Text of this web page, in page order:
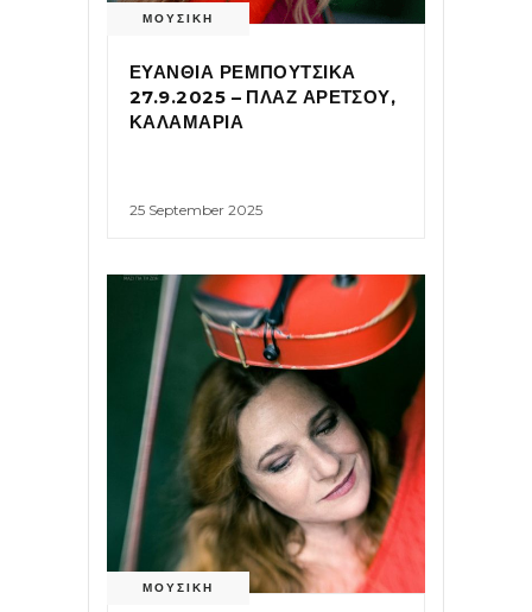
ΜΟΥΣΙΚΗ
ΕΥΑΝΘΙΑ ΡΕΜΠΟΥΤΣΙΚΑ
27.9.2025 – ΠΛΑΖ ΑΡΕΤΣΟΥ,
ΚΑΛΑΜΑΡΙΑ
25 September 2025
ΜΟΥΣΙΚΗ